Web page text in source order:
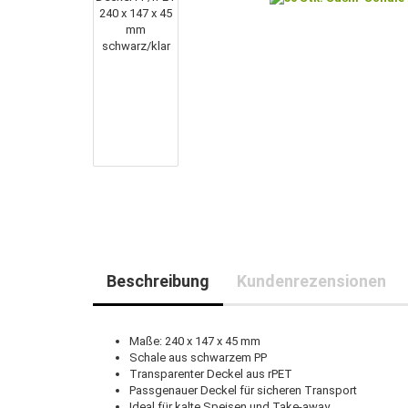
Beschreibung Kundenrezensionen
Maße: 240 x 147 x 45 mm
Schale aus schwarzem PP
Transparenter Deckel aus rPET
Passgenauer Deckel für sicheren Transport